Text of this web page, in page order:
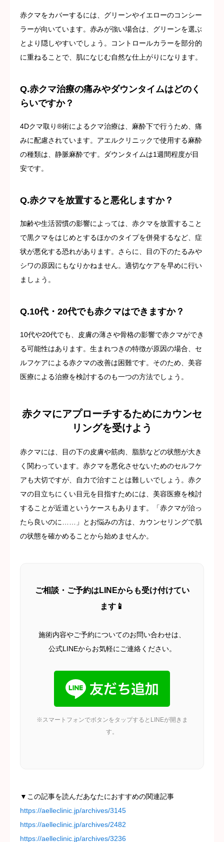
赤クマをカバーするには、グリーンやイエローのコンシー
ラーが向いています。赤みが強い場合は、グリーンを選ぶ
とより隠しやすいでしょう。コントロールカラーを部分的
に重ねることで、肌になじむ自然な仕上がりになります。
Q.赤クマ治療の痛みやダウンタイムはどのく
らいですか？
4Dクマ取り®術によるクマ治療は、麻酔下で行うため、痛
みに配慮されています。アエルクリニックで使用する麻酔
の種類は、静脈麻酔です。ダウンタイムは1週間程度が目
安です。
Q.赤クマを放置すると悪化しますか？
加齢や生活習慣の影響によっては、赤クマを放置すること
で黒クマをはじめとするほかのタイプを併発するなど、症
状が悪化する恐れがあります。さらに、目の下のたるみや
シワの原因にもなりかねません。適切なケアを早めに行い
ましょう。
Q.10代・20代でも赤クマはできますか？
10代や20代でも、皮膚の薄さや骨格の影響で赤クマができ
る可能性はあります。生まれつきの特徴が原因の場合、セ
ルフケアによる赤クマの改善は困難です。そのため、美容
医療による治療を検討するのも一つの方法でしょう。
赤クマにアプローチするためにカウンセ
リングを受けよう
赤クマには、目の下の皮膚や筋肉、脂肪などの状態が大き
く関わっています。赤クマを悪化させないためのセルフケ
アも大切ですが、自力で治すことは難しいでしょう。赤ク
マの目立ちにくい目元を目指すためには、美容医療を検討
することが近道というケースもあります。「赤クマが治っ
たら良いのに……」とお悩みの方は、カウンセリングで肌
の状態を確かめることから始めませんか。
ご相談・ご予約はLINEからも受け付けてい
ます📱
施術内容やご予約についてのお問い合わせは、
公式LINEからお気軽にご連絡ください。
※スマートフォンでボタンをタップするとLINEが開きま
す。
▼この記事を読んだあなたにおすすめの関連記事
https://aelleclinic.jp/archives/3145
https://aelleclinic.jp/archives/2482
https://aelleclinic.jp/archives/3236